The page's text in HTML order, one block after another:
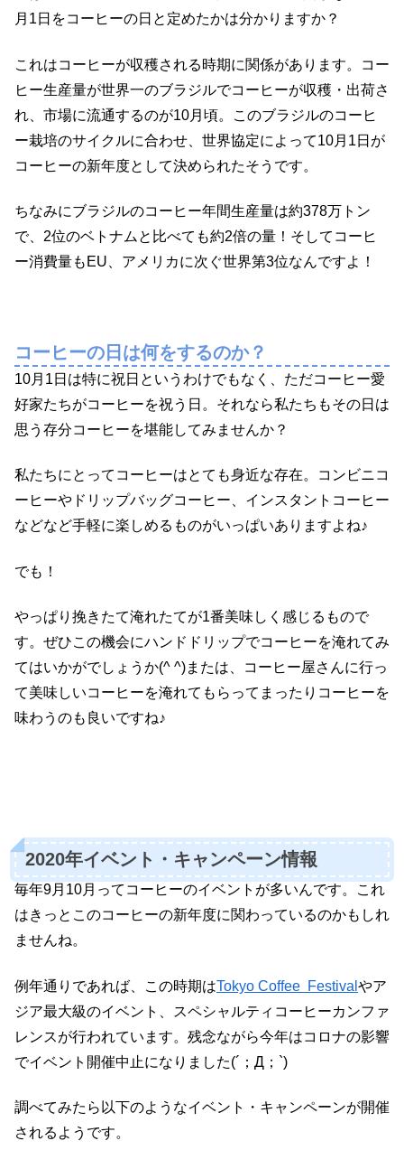
月1日をコーヒーの日と定めたかは分かりますか？
これはコーヒーが収穫される時期に関係があります。コー
ヒー生産量が世界一のブラジルでコーヒーが収穫・出荷さ
れ、市場に流通するのが10月頃。このブラジルのコーヒ
ー栽培のサイクルに合わせ、世界協定によって10月1日が
コーヒーの新年度として決められたそうです。
ちなみにブラジルのコーヒー年間生産量は約378万トン
で、2位のベトナムと比べても約2倍の量！そしてコーヒ
ー消費量もEU、アメリカに次ぐ世界第3位なんですよ！
コーヒーの日は何をするのか？
10月1日は特に祝日というわけでもなく、ただコーヒー愛
好家たちがコーヒーを祝う日。それなら私たちもその日は
思う存分コーヒーを堪能してみませんか？
私たちにとってコーヒーはとても身近な存在。コンビニコ
ーヒーやドリップバッグコーヒー、インスタントコーヒー
などなど手軽に楽しめるものがいっぱいありますよね♪
でも！
やっぱり挽きたて淹れたてが1番美味しく感じるもので
す。ぜひこの機会にハンドドリップでコーヒーを淹れてみ
てはいかがでしょうか(^ ^)または、コーヒー屋さんに行っ
て美味しいコーヒーを淹れてもらってまったりコーヒーを
味わうのも良いですね♪
2020年イベント・キャンペーン情報
毎年9月10月ってコーヒーのイベントが多いんです。これ
はきっとこのコーヒーの新年度に関わっているのかもしれ
ませんね。
例年通りであれば、この時期はTokyo Coffee Festival やア
ジア最大級のイベント、スペシャルティコーヒーカンファ
レンスが行われています。残念ながら今年はコロナの影響
でイベント開催中止になりました(´；Д；`)
調べてみたら以下のようなイベント・キャンペーンが開催
されるようです。